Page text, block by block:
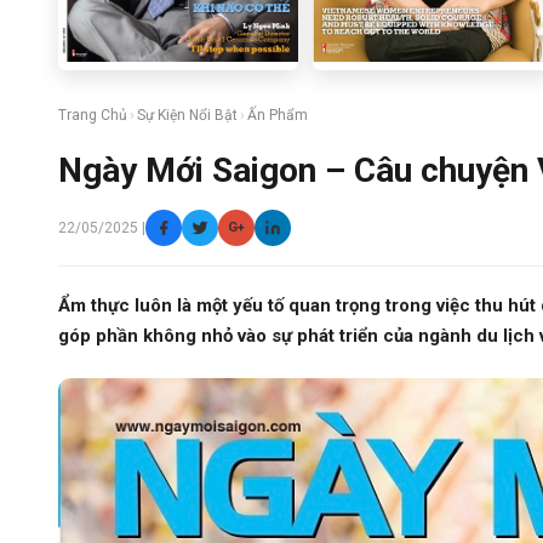
Trang Chủ › Sự Kiện Nổi Bật › Ấn Phẩm
Ngày Mới Saigon – Câu
22/05/2025 | G+
Ẩm thực luôn là một yếu tố quan trọng trong việc thu
góp phần không nhỏ vào sự phát triển của ngành du lịch